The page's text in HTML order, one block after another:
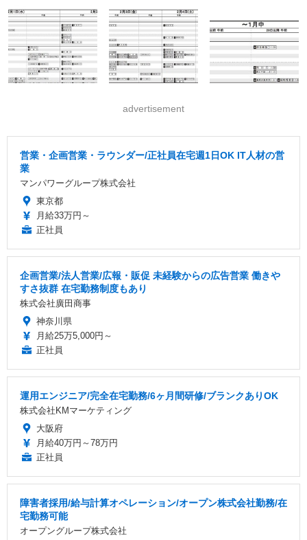
advertisement
営業・企画営業・ラウンダー/正社員在宅週1日OK IT人材の営
業
マンパワーグループ株式会社
東京都
月給33万円～
正社員
企画営業/法人営業/広報・販促 未経験からの広告営業 働きや
すさ抜群 在宅勤務制度もあり
株式会社廣田商事
神奈川県
月給25万5,000円～
正社員
運用エンジニア/完全在宅勤務/6ヶ月間研修/ブランクありOK
株式会社KMマーケティング
大阪府
月給40万円～78万円
正社員
障害者採用/給与計算オペレーション/オープン株式会社勤務/在
宅勤務可能
オープングループ株式会社